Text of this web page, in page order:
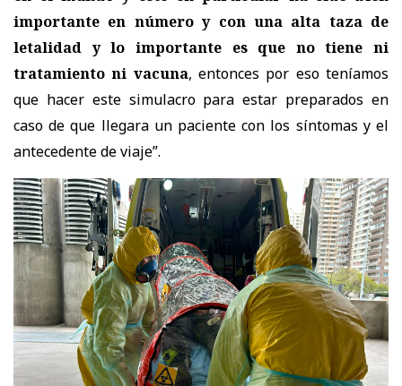
importante en número y con una alta taza de
letalidad y lo importante es que no tiene ni
tratamiento ni vacuna, entonces por eso teníamos
que hacer este simulacro para estar preparados en
caso de que llegara un paciente con los síntomas y el
antecedente de viaje”.